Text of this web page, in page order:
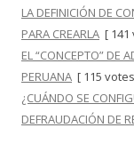
LA DEFINICIÓN DE
PARA CREARLA [ 141
EL “CONCEPTO” DE
PERUANA [ 115
¿CUÁNDO SE
DEFRAUDACIÓN DE